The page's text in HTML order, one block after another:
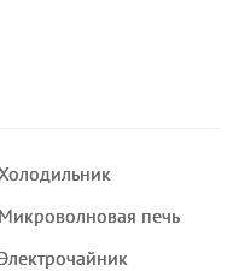
салоны красоты.
Микроволновая печь